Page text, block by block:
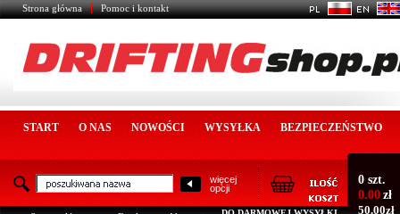
Strona główna Pomoc i kontakt
START O NAS NOWOŚCI WYSYŁKA BEZPIECZEŃSTWO
więcej
opcji
0 szt.
0.00 zł
50.00zł